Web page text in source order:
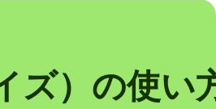
ズ）の使い